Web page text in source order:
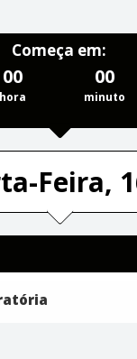
Começa em:
00
hora
00
minuto
Feira,